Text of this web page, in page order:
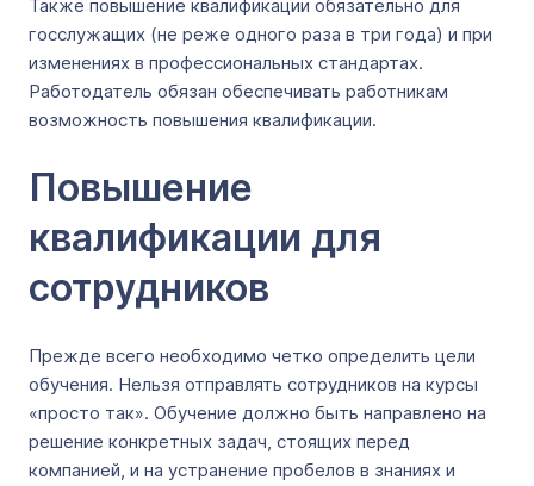
Также повышение квалификации обязательно для
госслужащих (не реже одного раза в три года) и при
изменениях в профессиональных стандартах.
Работодатель обязан обеспечивать работникам
возможность повышения квалификации.
Повышение
квалификации для
сотрудников
Прежде всего необходимо четко определить цели
обучения. Нельзя отправлять сотрудников на курсы
«просто так». Обучение должно быть направлено на
решение конкретных задач, стоящих перед
компанией, и на устранение пробелов в знаниях и